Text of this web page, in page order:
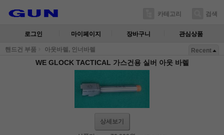
카테고리 검색
로그인 마이페이지 장바구니 관심상품
핸드건 부품 아웃바렐, 인너바렐 Recent
WE GLOCK TACTICAL 가스건용 실버 아웃 바렐
상세보기